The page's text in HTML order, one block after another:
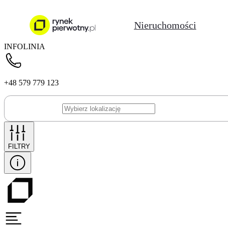
Nieruchomości
INFOLINIA
+48 579 779 123
FILTRY